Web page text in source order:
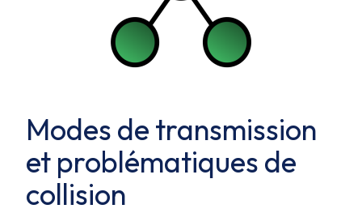
Modes de transmission
et problématiques de
collision